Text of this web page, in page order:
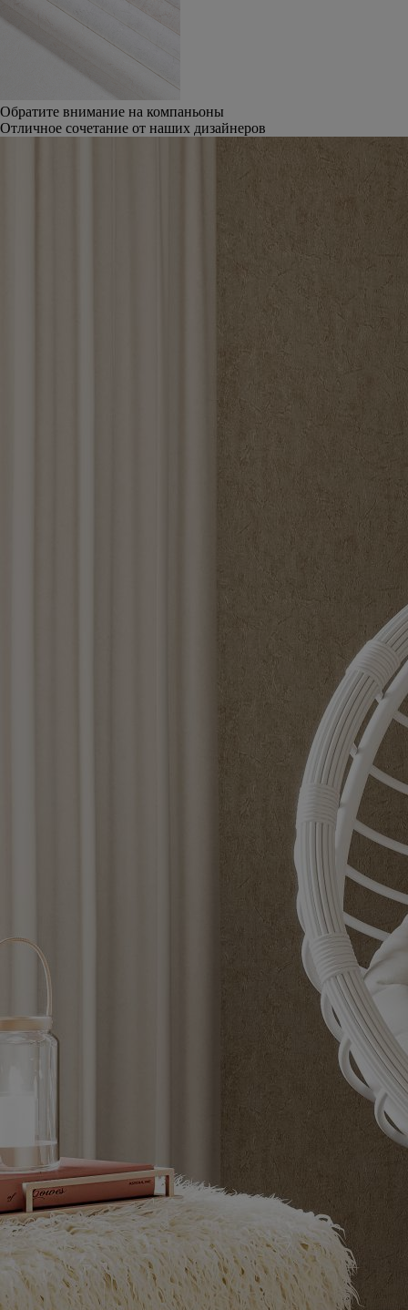
Обратите внимание на компаньоны
Отличное сочетание от наших дизайнеров